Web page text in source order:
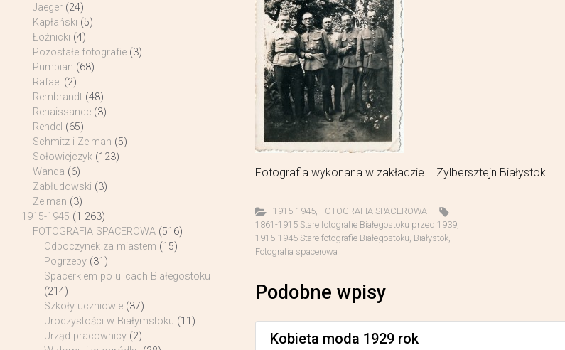
Fotografia wykonana w zakładzie I. Zylbersztejn Białystok
1915-1945, FOTOGRAFIA SPACEROWA
1861-1915 Stare fotografie Białegostoku przed 1939,
1915-1945 Stare fotografie Białegostoku, Białystok,
Fotografia spacerowa
Podobne wpisy
Kobieta moda 1929 rok
Jaeger (24)
Kapłański (5)
Łoźnicki (4)
Pozostałe fotografie (3)
Pumpian (68)
Rafael (2)
Rembrandt (48)
Renaissance (3)
Rendel (65)
Schmitz i Zelman (5)
Sołowiejczyk (123)
Wanda (6)
Zabłudowski (3)
Zelman (3)
1915-1945 (1 263)
FOTOGRAFIA SPACEROWA (516)
Odpoczynek za miastem (15)
Pogrzeby (31)
Spacerkiem po ulicach Białegostoku
(214)
Szkoły uczniowie (37)
Uroczystości w Białymstoku (11)
Urząd pracownicy (2)